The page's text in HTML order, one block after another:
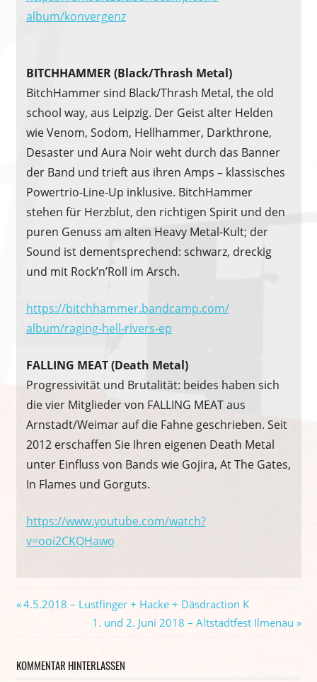
album/konvergenz
BITCHHAMMER (Black/Thrash Metal)
BitchHammer sind Black/Thrash Metal, the old
school way, aus Leipzig. Der Geist alter Helden
wie Venom, Sodom, Hellhammer, Darkthrone,
Desaster und Aura Noir weht durch das Banner
der Band und trieft aus ihren Amps – klassisches
Powertrio-Line-Up inklusive. BitchHammer
stehen für Herzblut, den richtigen Spirit und den
puren Genuss am alten Heavy Metal-Kult; der
Sound ist dementsprechend: schwarz, dreckig
und mit Rock’n’Roll im Arsch.
https://bitchhammer.bandcamp.com/
album/raging-hell-rivers-ep
FALLING MEAT (Death Metal)
Progressivität und Brutalität: beides haben sich
die vier Mitglieder von FALLING MEAT aus
Arnstadt/Weimar auf die Fahne geschrieben. Seit
2012 erschaffen Sie Ihren eigenen Death Metal
unter Einfluss von Bands wie Gojira, At The Gates,
In Flames und Gorguts.
https://www.youtube.com/watch?
v=ooi2CKQHawo
Beitragsnavigation
Vorheriger
4.5.2018 – Lustfinger + Hacke + Däsdraction K
Nächster
1. und 2. Juni 2018 – Altstadtfest Ilmenau
KOMMENTAR HINTERLASSEN